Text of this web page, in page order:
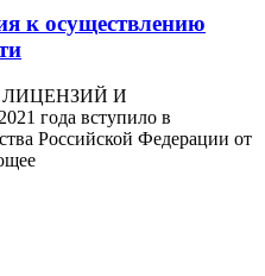
к осуществлению
И
года вступило в
Российской Федерации от